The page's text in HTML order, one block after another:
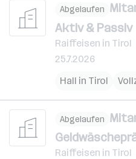
Abgelaufen
Aktiv & Passiv
Raiffeisen in Tirol
25.7.2026
Hall in Tirol
Abgelaufen
Raiffeisen in Tirol